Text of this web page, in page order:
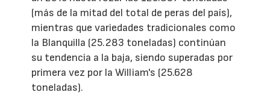
(más de la mitad del total de peras del país),
mientras que variedades tradicionales como
la Blanquilla (25.283 toneladas) continúan
su tendencia a la baja, siendo superadas por
primera vez por la William's (25.628
toneladas).